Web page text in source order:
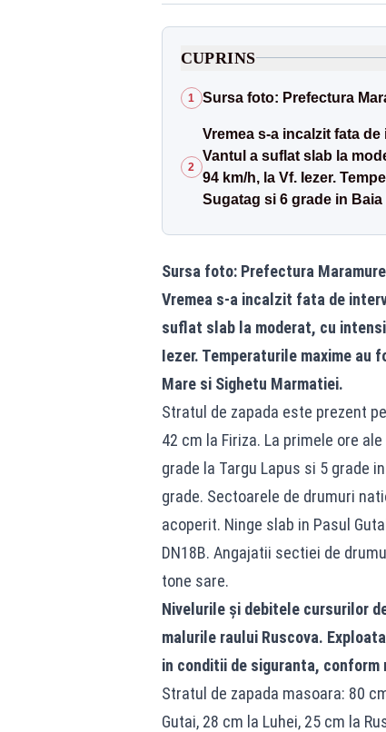
CUPRINS
1 Sursa foto: Prefectura
2
Vremea s-a incalzit fata
Vantul a suflat slab la
94 km/h, la Vf. Iezer.
Sugatag si 6 grade in
Sursa foto: Prefectura
Vremea s-a incalzit fata de
suflat slab la moderat, cu
Iezer. Temperaturile maxime au
Mare si Sighetu Marmatiei.
Stratul de zapada este prezent
42 cm la Firiza. La primele ore
grade la Targu Lapus si 5 grade
grade. Sectoarele de drumuri
acoperit. Ninge slab in Pasul
DN18B. Angajatii sectiei de
tone sare.
Nivelurile și debitele cursurilor
malurile raului Ruscova.
in conditii de siguranta, conform
Stratul de zapada masoara: 80
Gutai, 28 cm la Luhei, 25 cm la